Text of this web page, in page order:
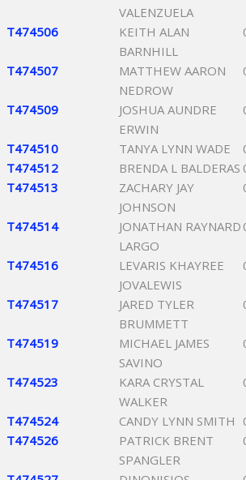
VALENZUELA
T474506
KEITH ALAN
BARNHILL
T474507
MATTHEW AARON
NEDROW
T474509
JOSHUA AUNDRE
ERWIN
T474510 TANYA LYNN WADE
T474512
BRENDA L BALDERAS
T474513
ZACHARY JAY
JOHNSON
T474514
JONATHAN RAYNARD
LARGO
T474516
LEVARIS KHAYREE
JOVALEWIS
T474517
JARED TYLER
BRUMMETT
T474519
MICHAEL JAMES
SAVINO
T474523
KARA CRYSTAL
WALKER
T474524 CANDY LYNN SMITH
T474526
PATRICK BRENT
SPANGLER